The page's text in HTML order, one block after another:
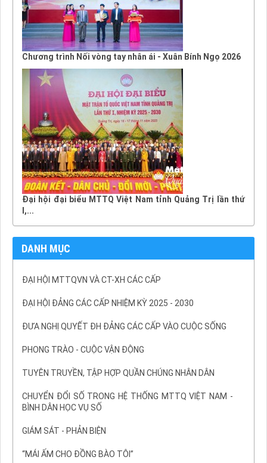
Chương trình Nối vòng tay nhân ái - Xuân Bính Ngọ 2026
Đại hội đại biểu MTTQ Việt Nam tỉnh Quảng Trị lần thứ
I,...
DANH MỤC
ĐẠI HỘI MTTQVN VÀ CT-XH CÁC CẤP
ĐẠI HỘI ĐẢNG CÁC CẤP NHIỆM KỲ 2025 - 2030
ĐƯA NGHỊ QUYẾT ĐH ĐẢNG CÁC CẤP VÀO CUỘC SỐNG
PHONG TRÀO - CUỘC VẬN ĐỘNG
TUYÊN TRUYỀN, TẬP HỢP QUẦN CHÚNG NHÂN DÂN
CHUYỂN ĐỔI SỐ TRONG HỆ THỐNG MTTQ VIỆT NAM -
BÌNH DÂN HỌC VỤ SỐ
GIÁM SÁT - PHẢN BIỆN
“MÁI ẤM CHO ĐỒNG BÀO TÔI”